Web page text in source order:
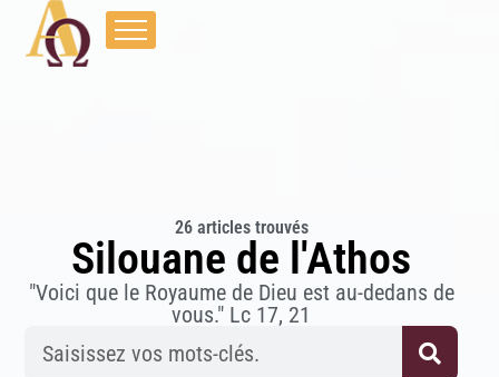
26 articles trouvés
Silouane de l'Athos
"Voici que le Royaume de Dieu est au-dedans de
vous." Lc 17, 21